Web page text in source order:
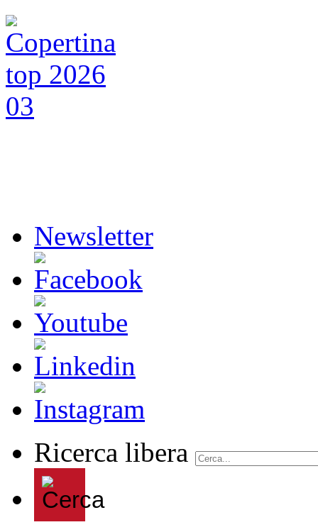
Newsletter
Ricerca libera